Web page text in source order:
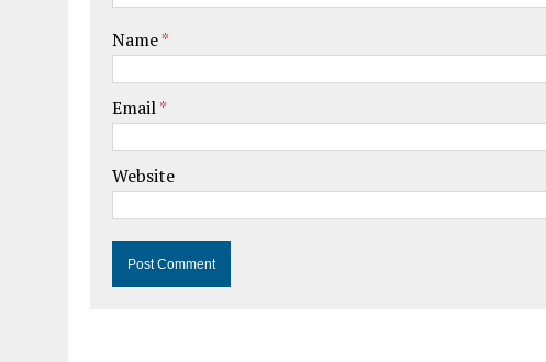
Name*
Email*
Website